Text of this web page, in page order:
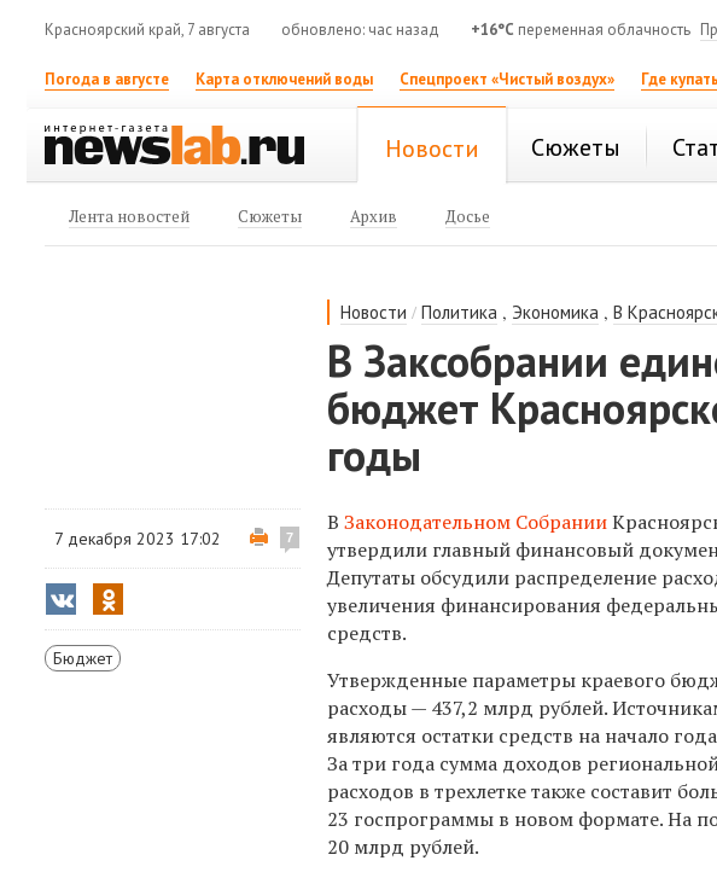
Красноярский край, 7 августа обновлено: час назад +16°C переменная облачность
Погода в августе Карта отключений воды Спецпроект «Чистый воздух» Где
Новости Сюжеты
Лента новостей Сюжеты Архив Досье
Новости /Политика , Экономика ,В
В Заксобрании
бюджет
годы
7 декабря 2023 17:02 7
Бюджет
ВЗаконодательном Собрании
утвердили главный финансовый
Депутаты обсудили распределение
увеличения финансирования
средств.
Утвержденные параметры краевого
расходы — 437,2 млрд рублей.
являются остатки средств на начало
За три года сумма доходов
расходов в трехлетке также составит
23 госпрограммы в новом формате. На
20 млрд рублей.